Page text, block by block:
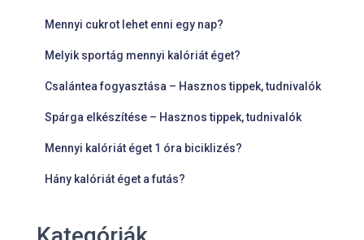
Mennyi cukrot lehet enni egy nap?
Melyik sportág mennyi kalóriát éget?
Csalántea fogyasztása – Hasznos tippek, tudnivalók
Spárga elkészítése – Hasznos tippek, tudnivalók
Mennyi kalóriát éget 1 óra biciklizés?
Hány kalóriát éget a futás?